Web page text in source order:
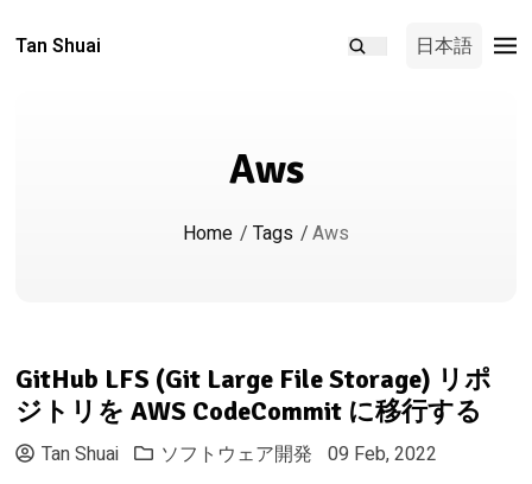
Tan Shuai 日本語
Aws
Home / Tags /Aws
GitHub LFS (Git Large File Storage) リポ
ジトリを AWS CodeCommit に移行する
Tan Shuai ソフトウェア開発 09 Feb, 2022